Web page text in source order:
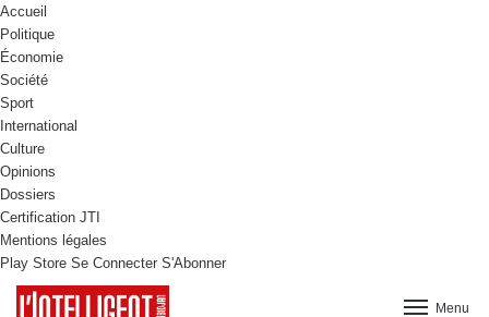
Accueil
Politique
Économie
Société
Sport
International
Culture
Opinions
Dossiers
Certification JTI
Mentions légales
Play Store Se Connecter S'Abonner
Menu